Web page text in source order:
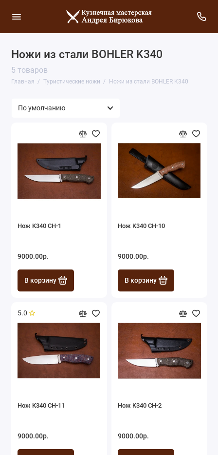
Ножи из стали BOHLER K340
5 товаров
Главная Туристические ножи Ножи из стали BOHLER K340
Нож K340 СН-1
9000.00р.
В корзину
Нож K340 СН-10
9000.00р.
В корзину
5.0
Нож K340 СН-11
9000.00р.
Нож K340 СН-2
9000.00р.